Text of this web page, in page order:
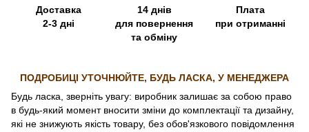
Доставка
2-3 дні
14 днів
для повернення
та обміну
Плата
при отриманні
ПОДРОБИЦІ УТОЧНЮЙТЕ, БУДЬ ЛАСКА, У МЕНЕДЖЕРА
Будь ласка, зверніть увагу: виробник залишає за собою право
в будь-який момент вносити зміни до комплектації та дизайну,
які не знижують якість товару, без обов'язкового повідомлення